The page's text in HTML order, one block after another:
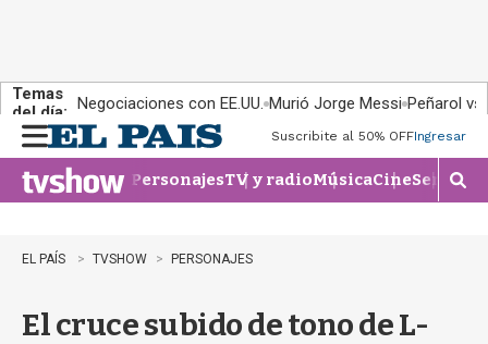
Temas
del día: Negociaciones con EE.UU. Murió Jorge Messi Peñarol
n
u
Suscribite al 50% OFFIngresar
PersonajesTV y radioMúsicaCineSeries
M
o
EL PAÍS TVSHOW PERSONAJES
El cruce subido de tono de L-